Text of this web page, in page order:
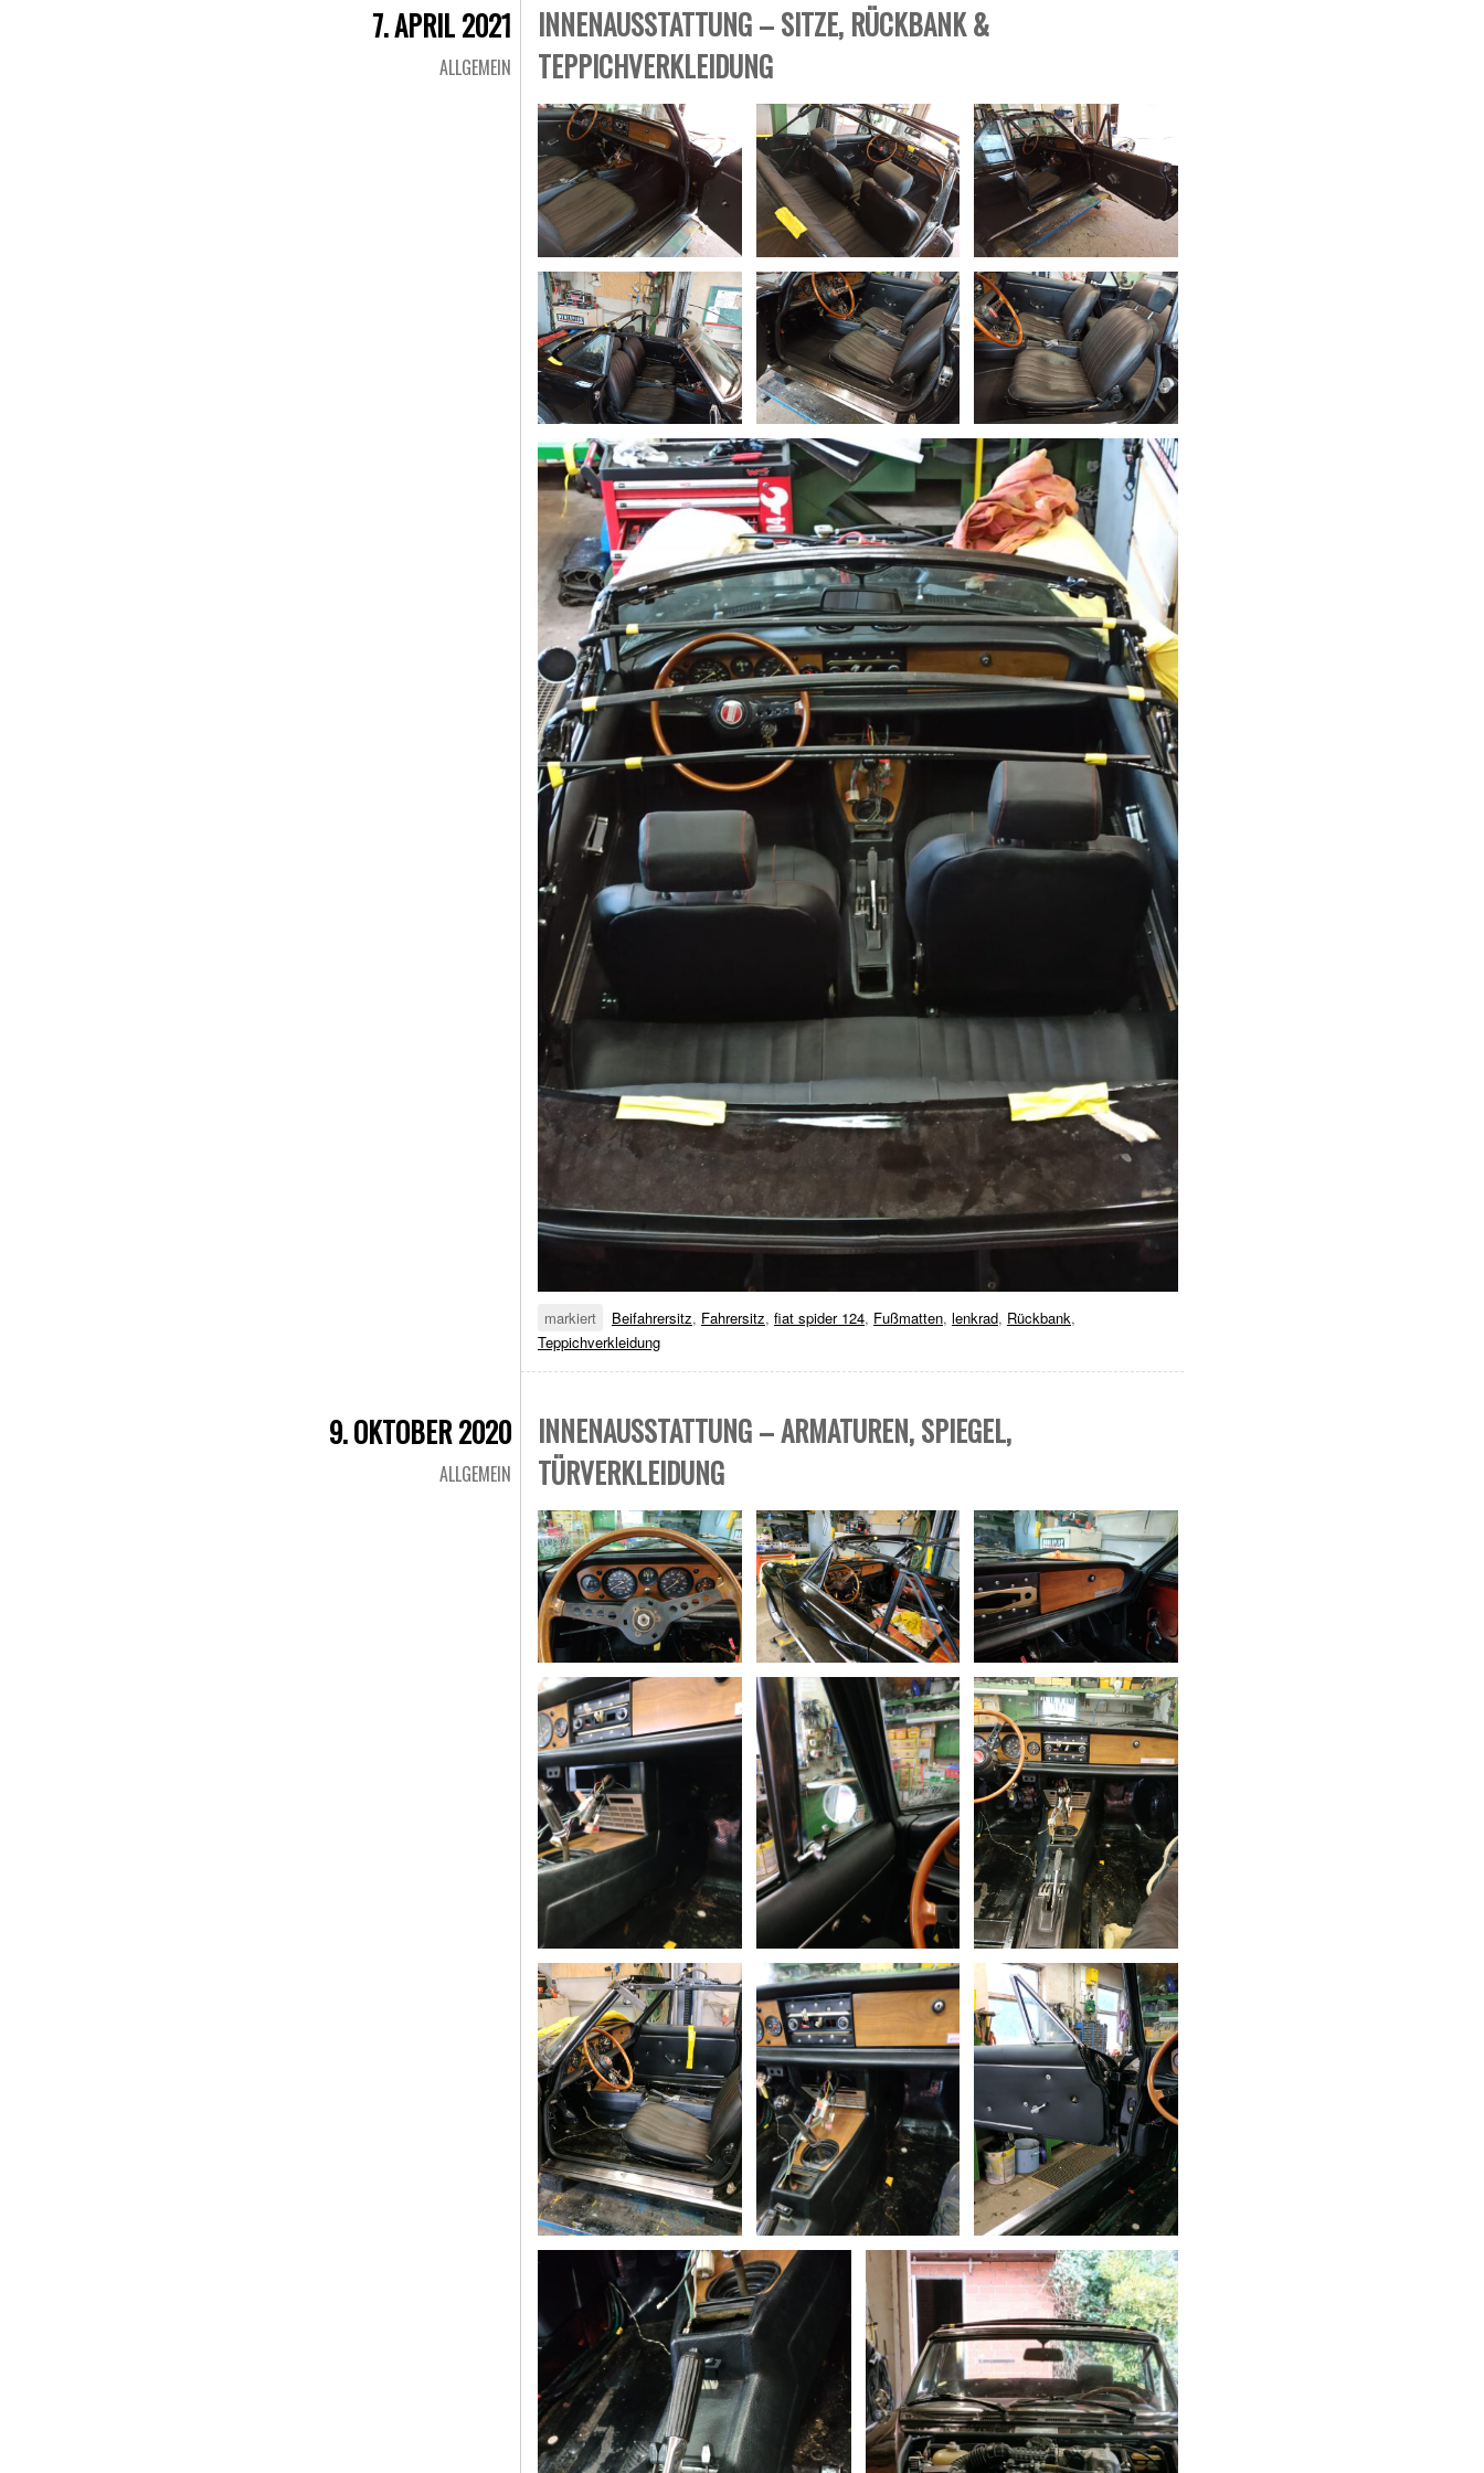
7. APRIL 2021
ALLGEMEIN
INNENAUSSTATTUNG – SITZE, RÜCKBANK &
TEPPICHVERKLEIDUNG
markiert Beifahrersitz, Fahrersitz, fiat spider 124, Fußmatten, lenkrad, Rückbank,
Teppichverkleidung
9. OKTOBER 2020
ALLGEMEIN
INNENAUSSTATTUNG – ARMATUREN, SPIEGEL,
TÜRVERKLEIDUNG